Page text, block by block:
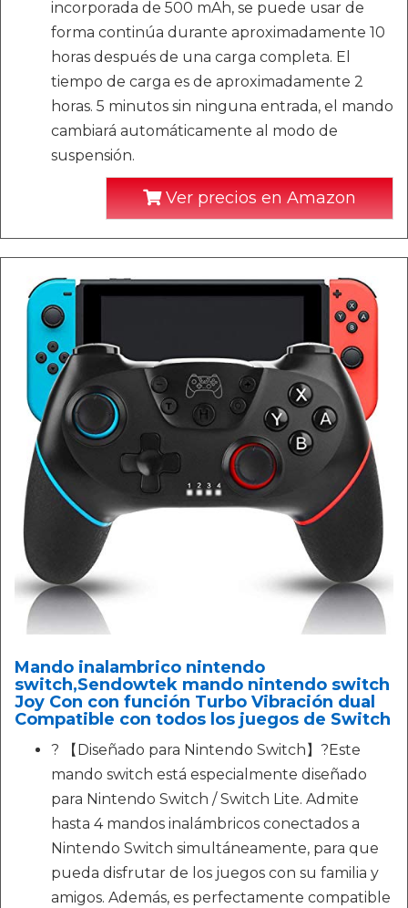
incorporada de 500 mAh, se puede usar de
forma continúa durante aproximadamente 10
horas después de una carga completa. El
tiempo de carga es de aproximadamente 2
horas. 5 minutos sin ninguna entrada, el mando
cambiará automáticamente al modo de
suspensión.
Ver precios en Amazon
Mando inalambrico nintendo
switch,Sendowtek mando nintendo switch
Joy Con con función Turbo Vibración dual
Compatible con todos los juegos de Switch
? 【Diseñado para Nintendo Switch】?Este
mando switch está especialmente diseñado
para Nintendo Switch / Switch Lite. Admite
hasta 4 mandos inalámbricos conectados a
Nintendo Switch simultáneamente, para que
pueda disfrutar de los juegos con su familia y
amigos. Además, es perfectamente compatible